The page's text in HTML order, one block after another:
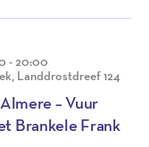
- 20:00
Landdrostdreef 124
– Vuur
Brankele Frank